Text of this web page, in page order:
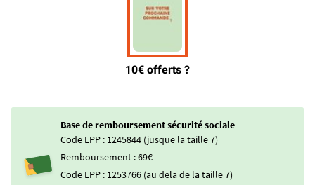
Base de remboursement sécurité sociale
Code LPP : 1245844 (jusque la taille 7)
Remboursement : 69€
Code LPP : 1253766 (au dela de la taille 7)